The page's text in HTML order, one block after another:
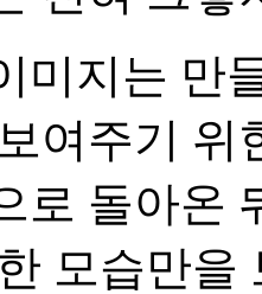
미지는 만
여주기 위
로 돌아온
모습만을